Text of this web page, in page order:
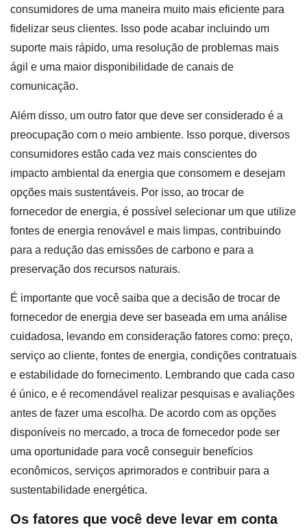
consumidores de uma maneira muito mais eficiente para
fidelizar seus clientes. Isso pode acabar incluindo um
suporte mais rápido, uma resolução de problemas mais
ágil e uma maior disponibilidade de canais de
comunicação.
Além disso, um outro fator que deve ser considerado é a
preocupação com o meio ambiente. Isso porque, diversos
consumidores estão cada vez mais conscientes do
impacto ambiental da energia que consomem e desejam
opções mais sustentáveis. Por isso, ao trocar de
fornecedor de energia, é possível selecionar um que utilize
fontes de energia renovável e mais limpas, contribuindo
para a redução das emissões de carbono e para a
preservação dos recursos naturais.
É importante que você saiba que a decisão de trocar de
fornecedor de energia deve ser baseada em uma análise
cuidadosa, levando em consideração fatores como: preço,
serviço ao cliente, fontes de energia, condições contratuais
e estabilidade do fornecimento. Lembrando que cada caso
é único, e é recomendável realizar pesquisas e avaliações
antes de fazer uma escolha. De acordo com as opções
disponíveis no mercado, a troca de fornecedor pode ser
uma oportunidade para você conseguir benefícios
econômicos, serviços aprimorados e contribuir para a
sustentabilidade energética.
Os fatores que você deve levar em conta